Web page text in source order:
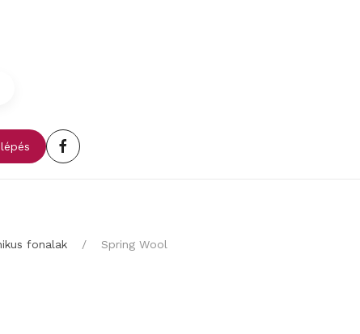
fonalak Spring Wool